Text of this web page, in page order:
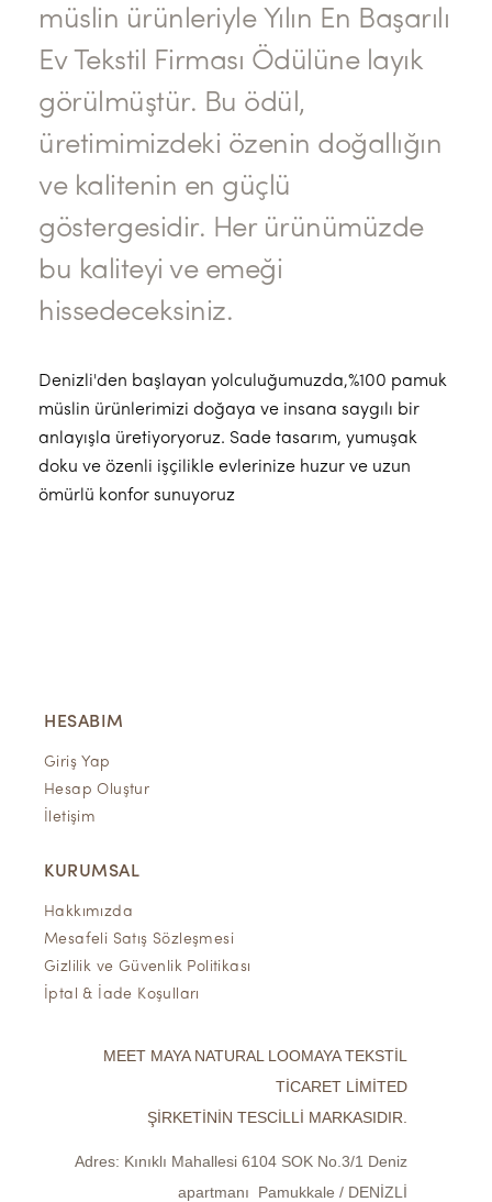
müslin ürünleriyle Yılın En Başarılı
Ev Tekstil Firması Ödülüne layık
görülmüştür. Bu ödül,
üretimimizdeki özenin doğallığın
ve kalitenin en güçlü
göstergesidir. Her ürünümüzde
bu kaliteyi ve emeği
hissedeceksiniz.
Denizli'den başlayan yolculuğumuzda,%100 pamuk
müslin ürünlerimizi doğaya ve insana saygılı bir
anlayışla üretiyoryoruz. Sade tasarım, yumuşak
doku ve özenli işçilikle evlerinize huzur ve uzun
ömürlü konfor sunuyoruz
HESABIM
Giriş Yap
Hesap Oluştur
İletişim
KURUMSAL
Hakkımızda
Mesafeli Satış Sözleşmesi
Gizlilik ve Güvenlik Politikası
İptal & İade Koşulları
MEET MAYA NATURAL LOOMAYA TEKSTİL
TİCARET LİMİTED
ŞİRKETİNİN TESCİLLİ MARKASIDIR.
Adres: Kınıklı Mahallesi 6104 SOK No.3/1 Deniz
apartmanı Pamukkale / DENİZLİ